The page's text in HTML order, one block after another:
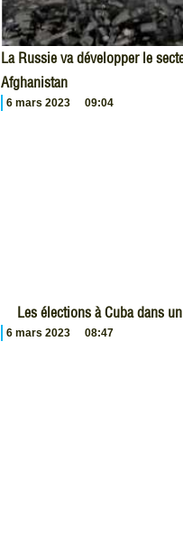
La Russie va développer le
Afghanistan
6 mars 2023 09:04
Les élections à Cuba dans
6 mars 2023 08:47